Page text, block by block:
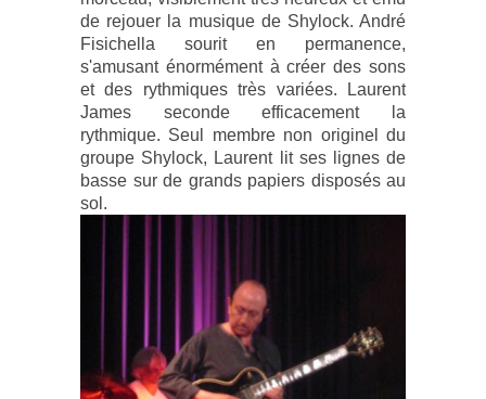
de rejouer la musique de Shylock. André
Fisichella sourit en permanence,
s'amusant énormément à créer des sons
et des rythmiques très variées. Laurent
James seconde efficacement la
rythmique. Seul membre non originel du
groupe Shylock, Laurent lit ses lignes de
basse sur de grands papiers disposés au
sol.